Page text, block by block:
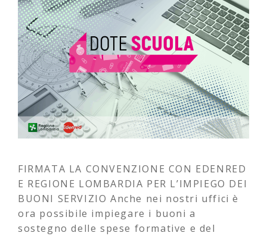
FIRMATA LA CONVENZIONE CON EDENRED
E REGIONE LOMBARDIA PER L’IMPIEGO DEI
BUONI SERVIZIO Anche nei nostri uffici è
ora possibile impiegare i buoni a
sostegno delle spese formative e del